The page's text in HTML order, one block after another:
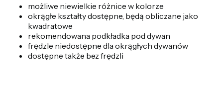
możliwe niewielkie różnice w kolorze
okrągłe kształty dostępne, będą obliczane jako
kwadratowe
rekomendowana podkładka pod dywan
frędzle niedostępne dla okrągłych dywanów
dostępne także bez frędzli